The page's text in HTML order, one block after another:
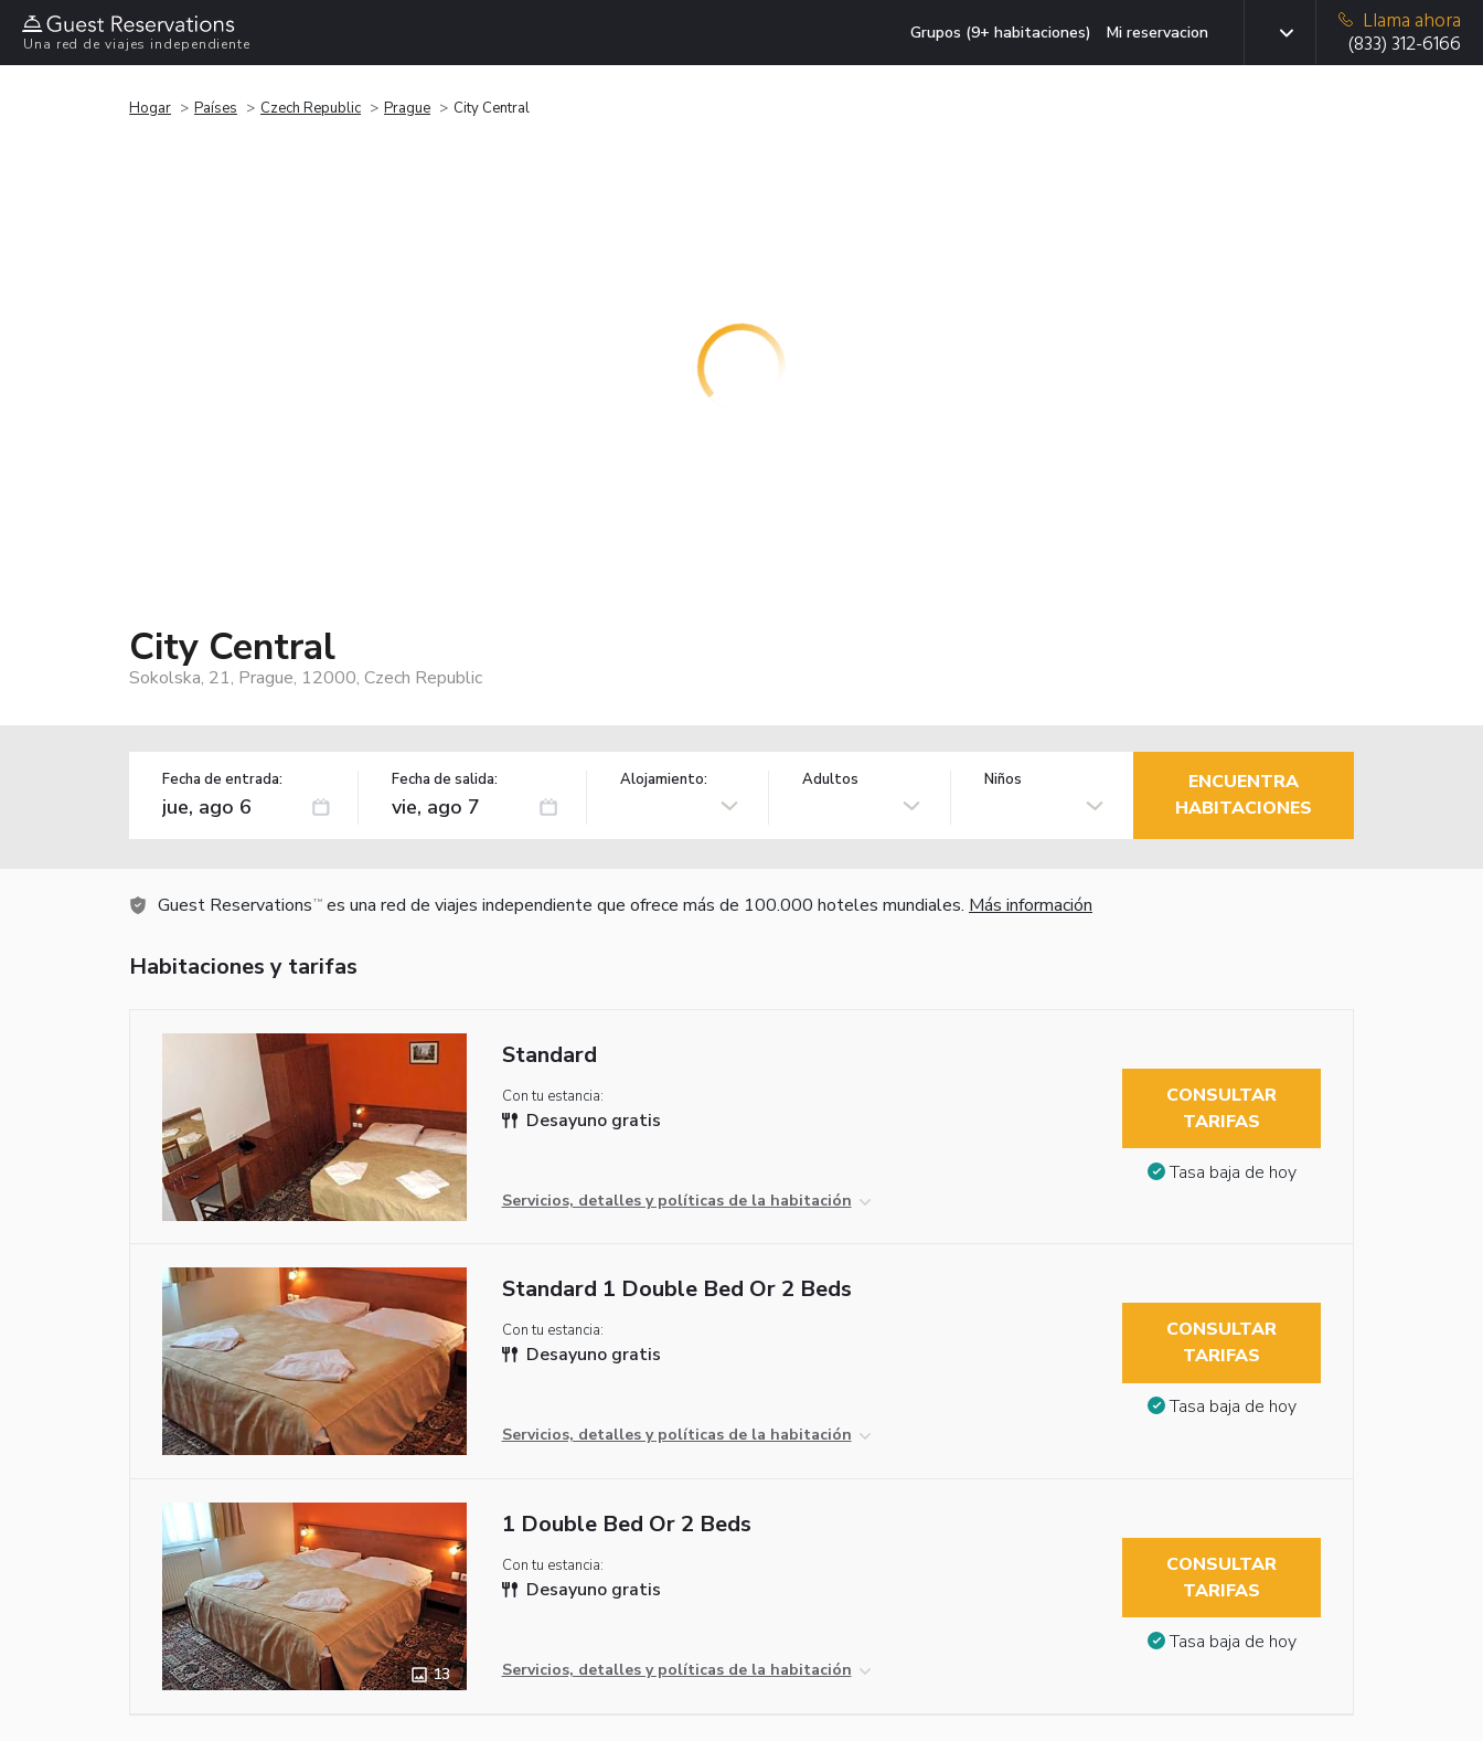
Una red de viajes independiente
Grupos (9+ habitaciones) Mi reservacion
Llama ahora
(833) 312-6166
Hogar Países Czech Republic Prague City Central
City Central
Sokolska, 21, Prague, 12000, Czech Republic
Fecha de entrada: Fecha de salida: Alojamiento: Adultos Niños
ENCUENTRA
HABITACIONES
Guest Reservations TM es una red de viajes independiente que ofrece más de 100.000 hoteles mundiales. Más información
Habitaciones y tarifas
Standard
Con tu estancia:
Desayuno gratis
Servicios, detalles y políticas de la habitación
CONSULTAR
TARIFAS
Tasa baja de hoy
Standard 1 Double Bed Or 2 Beds
Con tu estancia:
Desayuno gratis
Servicios, detalles y políticas de la habitación
CONSULTAR
TARIFAS
Tasa baja de hoy
13
1 Double Bed Or 2 Beds
Con tu estancia:
Desayuno gratis
Servicios, detalles y políticas de la habitación
CONSULTAR
TARIFAS
Tasa baja de hoy